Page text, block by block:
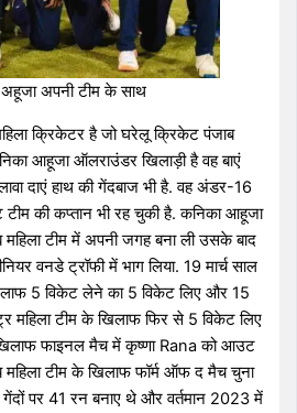
अपनी टीम के साथ
क्रिकेटर है जो घरेलू क्रिकेट पंजाब
आहूजा ऑलराउंडर खिलाड़ी है वह बाएं
दाएं हाथ की गेंदबाज भी है. वह अंडर-16
की कप्तान भी रह चुकी है. कनिका आहूजा
टीम में अपनी जगह बना ली उसके बाद
वनडे ट्रॉफी में भाग लिया. 19 मार्च साल
5 विकेट लेने का 5 विकेट लिए और 15
महिला टीम के खिलाफ फिर से 5 विकेट लिए
फाइनल मैच में कृष्णा Rana को आउट
टीम के खिलाफ फॉर्म ऑफ द मैच चुना
पर 41 रन बनाए थे और वर्तमान 2023 में